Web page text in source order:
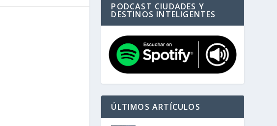
PODCAST CIUDADES Y
DESTINOS INTELIGENTES
ÚLTIMOS ARTÍCULOS